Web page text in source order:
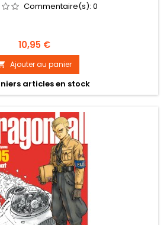
Commentaire(s): 0
Prix
10,95 €
Ajouter au panier
articles en stock